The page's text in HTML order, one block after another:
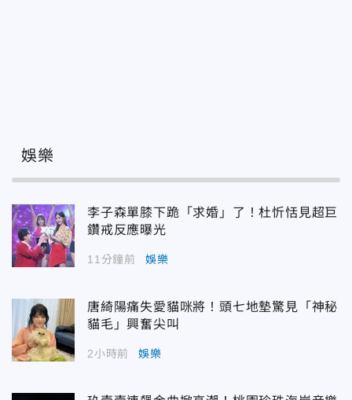
娛樂
李子森單膝下跪「求婚」了！杜忻恬見超巨
鑽戒反應曝光
11分鐘前 娛樂
唐綺陽痛失愛貓咪將！頭七地墊驚見「神秘
貓毛」興奮尖叫
2小時前 娛樂